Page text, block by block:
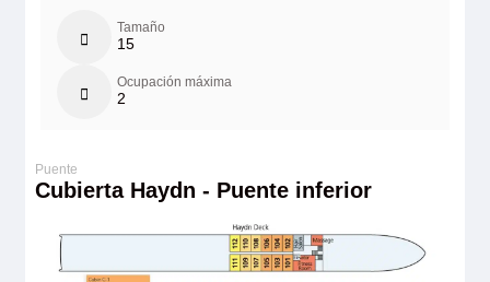
Tamaño
15
Ocupación máxima
2
Cubierta Haydn - Puente inferior